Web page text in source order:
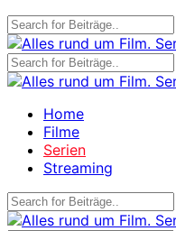
Home
Filme
Serien
Streaming